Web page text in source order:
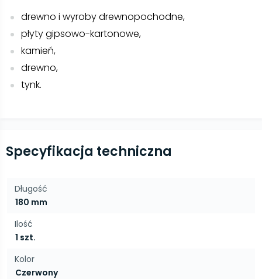
drewno i wyroby drewnopochodne,
płyty gipsowo-kartonowe,
kamień,
drewno,
tynk.
Specyfikacja techniczna
Długość
180 mm
Ilość
1 szt.
Kolor
Czerwony